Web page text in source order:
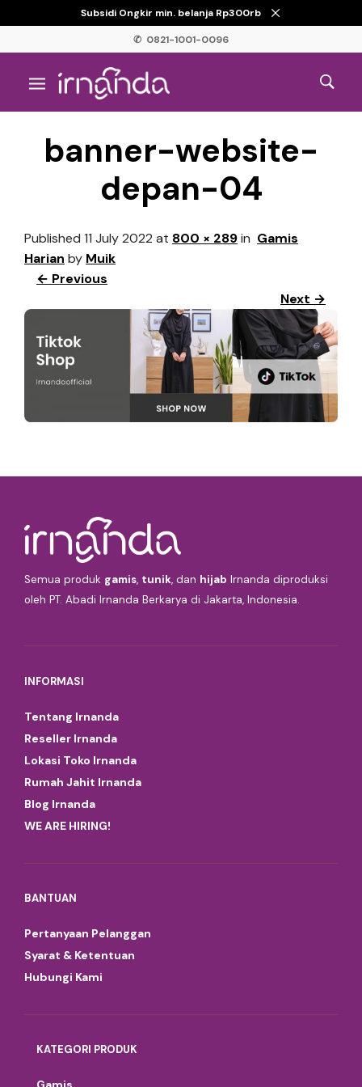
Subsidi Ongkir min. belanja Rp300rb
✆ 0821-1001-0096
banner-website-
depan-04
Published 11 July 2022 at 800 × 289in Gamis
Harian by Muik
← Previous
Next →
Semua produk gamis, tunik, dan hijab Irnanda diproduksi
oleh PT. Abadi Irnanda Berkarya di Jakarta, Indonesia.
INFORMASI
Tentang Irnanda
Reseller Irnanda
Lokasi Toko Irnanda
Rumah Jahit Irnanda
Blog Irnanda
WE ARE HIRING!
BANTUAN
Pertanyaan Pelanggan
Syarat & Ketentuan
Hubungi Kami
KATEGORI PRODUK